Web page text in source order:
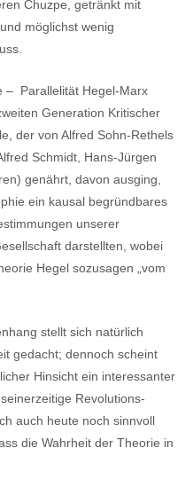
Chuzpe, getränkt mit
möglichst wenig
– Parallelität Hegel-Marx
Generation Kritischer
der von Alfred Sohn-Rethels
Schmidt, Hans-Jürgen
genährt, davon ausging,
ein kausal begründbares
unserer
darstellten, wobei
Hegel sozusagen „vom
stellt sich natürlich
gedacht; dennoch scheint
Hinsicht ein interessanter
Revolutions-
auch heute noch sinnvoll
die Wahrheit der Theorie in